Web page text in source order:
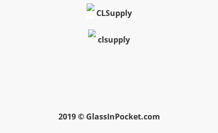
CLSupply
clsupply
2019 © GlassInPocket.com